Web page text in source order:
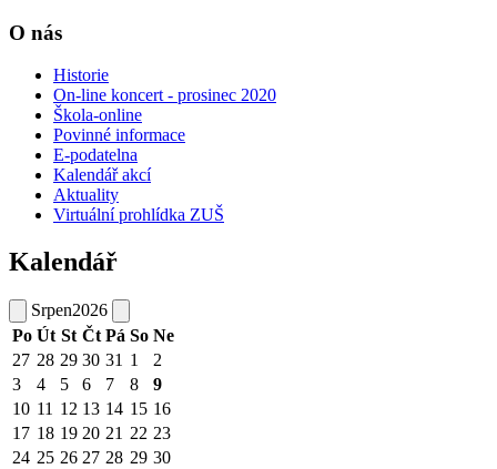
O nás
Historie
On-line koncert - prosinec 2020
Škola-online
Povinné informace
E-podatelna
Kalendář akcí
Aktuality
Virtuální prohlídka ZUŠ
Kalendář
Srpen2026
Po Út St Čt Pá So Ne
27 28 29 30 31 1
2
3
4 5 6 7 8
9
10 11 12 13 14 15 16
17 18 19 20 21 22 23
24 25 26 27 28 29 30